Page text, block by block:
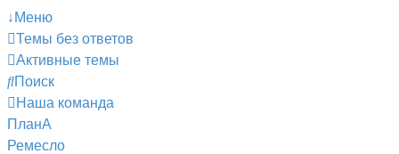
↓Меню
Темы без ответов
Активные темы
Поиск
Наша команда
ПланА
Ремесло